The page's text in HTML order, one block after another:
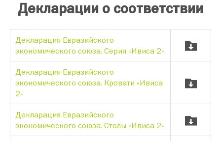
Декларации о соответствии
Декларация Евразийского
экономического союза. Серия «Ивиса 2»
Декларация Евразийского
экономического союза. Кровати «Ивиса
2»
Декларация Евразийского
экономического союза. Столы «Ивиса 2»